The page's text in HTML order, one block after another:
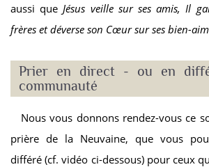
aussi que Jésus veille sur ses amis, Il
frères et déverse son Cœur sur ses bien-
Prier en direct - ou en
communauté
Nous vous donnons rendez-vous ce
prière de la Neuvaine, que vous
différé (cf. vidéo ci-dessous) pour ceux